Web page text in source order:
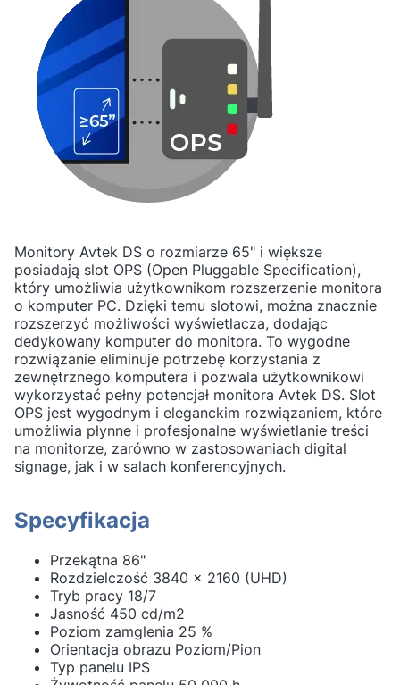
Monitory Avtek DS o rozmiarze 65" i większe
posiadają slot OPS (Open Pluggable Specification),
który umożliwia użytkownikom rozszerzenie monitora
o komputer PC. Dzięki temu slotowi, można znacznie
rozszerzyć możliwości wyświetlacza, dodając
dedykowany komputer do monitora. To wygodne
rozwiązanie eliminuje potrzebę korzystania z
zewnętrznego komputera i pozwala użytkownikowi
wykorzystać pełny potencjał monitora Avtek DS. Slot
OPS jest wygodnym i eleganckim rozwiązaniem, które
umożliwia płynne i profesjonalne wyświetlanie treści
na monitorze, zarówno w zastosowaniach digital
signage, jak i w salach konferencyjnych.
Specyfikacja
Przekątna 86"
Rozdzielczość 3840 x 2160 (UHD)
Tryb pracy 18/7
Jasność 450 cd/m2
Poziom zamglenia 25 %
Orientacja obrazu Poziom/Pion
Typ panelu IPS